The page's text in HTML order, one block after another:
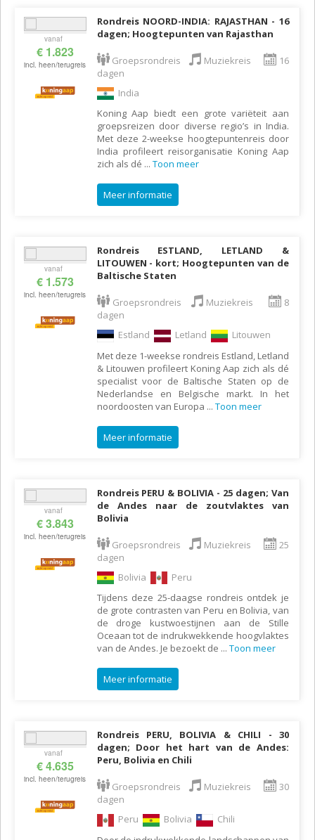
vanaf
€ 1.823
incl. heen/terugreis
Rondreis NOORD-INDIA: RAJASTHAN - 16
dagen; Hoogtepunten van Rajasthan
Groepsrondreis Muziekreis
16
dagen
India
Koning Aap biedt een grote variëteit aan
groepsreizen door diverse regio’s in India.
Met deze 2-weekse hoogtepuntenreis door
India profileert reisorganisatie Koning Aap
zich als dé ... Toon meer
Meer informatie
vanaf
€ 1.573
incl. heen/terugreis
Rondreis ESTLAND, LETLAND &
LITOUWEN - kort; Hoogtepunten van de
Baltische Staten
Groepsrondreis Muziekreis
8
dagen
Estland
Letland
Litouwen
Met deze 1-weekse rondreis Estland, Letland
& Litouwen profileert Koning Aap zich als dé
specialist voor de Baltische Staten op de
Nederlandse en Belgische markt. In het
noordoosten van Europa ... Toon meer
Meer informatie
vanaf
€ 3.843
incl. heen/terugreis
Rondreis PERU & BOLIVIA - 25 dagen; Van
de Andes naar de zoutvlaktes van
Bolivia
Groepsrondreis Muziekreis
25
dagen
Bolivia
Peru
Tijdens deze 25-daagse rondreis ontdek je
de grote contrasten van Peru en Bolivia, van
de droge kustwoestijnen aan de Stille
Oceaan tot de indrukwekkende hoogvlaktes
van de Andes. Je bezoekt de ... Toon meer
Meer informatie
vanaf
€ 4.635
incl. heen/terugreis
Rondreis PERU, BOLIVIA & CHILI - 30
dagen; Door het hart van de Andes:
Peru, Bolivia en Chili
Groepsrondreis Muziekreis
30
dagen
Peru
Bolivia
Chili